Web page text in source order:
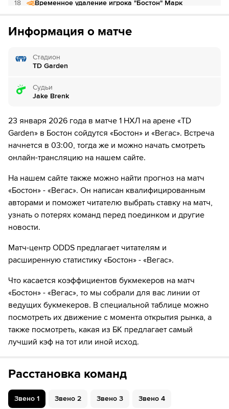
Если качество предоставляемых услуг ОККО ТВ вас не устроит,
18
Временное удаление игрока "Бостон" Марк
18 Временное удаление игрока "Вегас" Жереми Лазон
21 Временное удаление игрока "Бостон" Морган Гики
28 Игрок "Бостон" Давид Пастрняк забивает шайбу!
36
Временное удаление игрока "Бостон" Никита
41 Игрок "Вегас" Джек Айкел забивает шайбу!
42
Временное удаление игрока "Бостон" Марат
Хуснутдинов
44ШАЙБА!
44 Игрок "Вегас" Томаш Гертл забивает шайбу!
44
Временное удаление игрока "Бостон" Йонатан
47 Временное удаление игрока "Вегас" Дилан Коглан
58ШАЙБА!
Информация о матче
Стадион
TD Garden
Судьи
Jake Brenk
23 января 2026 года в матче 1 НХЛ на арене «TD
Garden» в Бостон сойдутся «Бостон» и «Вегас». Встреча
начнется в 03:00, тогда же и можно начать смотреть
онлайн-трансляцию на нашем сайте.
На нашем сайте также можно найти прогноз на матч
«Бостон» - «Вегас». Он написан квалифицированным
авторами и поможет читателю выбрать ставку на матч,
узнать о потерях команд перед поединком и другие
новости.
Матч-центр ODDS предлагает читателям и
расширенную статистику «Бостон» - «Вегас».
Что касается коэффициентов букмекеров на матч
«Бостон» - «Вегас», то мы собрали для вас линии от
ведущих букмекеров. В специальной таблице можно
посмотреть их движение с момента открытия рынка, а
также посмотреть, какая из БК предлагает самый
лучший кэф на тот или иной исход.
Расстановка команд
Звено 1 Звено 2 Звено 3 Звено 4